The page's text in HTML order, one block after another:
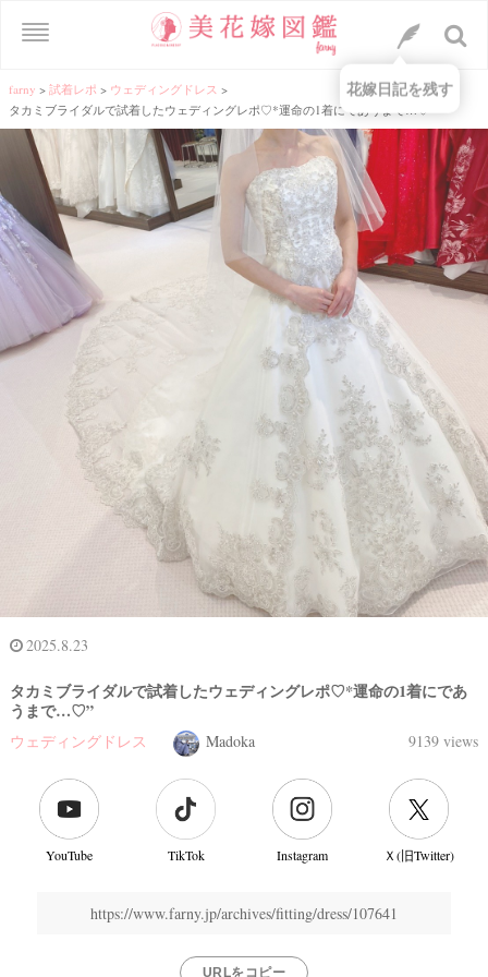
farny > 試着レポ > ウェディングドレス >
タカミブライダルで試着したウェディングレポ♡*運命の1着にであうまで…♡”
2025.8.23
タカミブライダルで試着したウェディングレポ♡*運命の1着にであ
うまで…♡”
ウェディングドレス Madoka 9139 views
YouTube TikTok Instagram Ｘ(旧Twitter)
https://www.farny.jp/archives/fitting/dress/107641
URLをコピー
花嫁日記を残す